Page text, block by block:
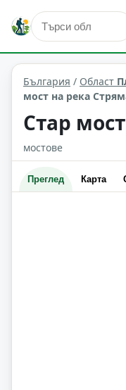
сгради и архитектура
България / Област
мост на река
Стар
мостове
Преглед Карта